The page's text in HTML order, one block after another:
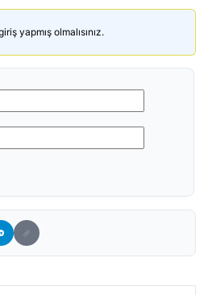
yapmış olmalısınız.